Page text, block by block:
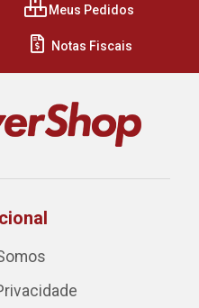
Meus Pedidos
Notas Fiscais